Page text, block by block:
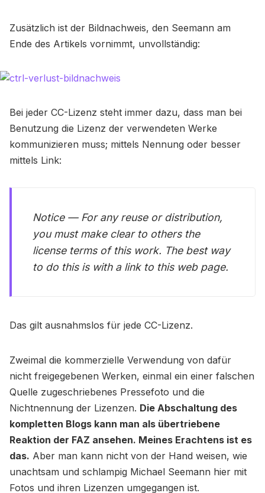
Zusätzlich ist der Bildnachweis, den Seemann am
Ende des Artikels vornimmt, unvollständig:
Bei jeder CC-Lizenz steht immer dazu, dass man bei
Benutzung die Lizenz der verwendeten Werke
kommunizieren muss; mittels Nennung oder besser
mittels Link:
Notice — For any reuse or distribution,
you must make clear to others the
license terms of this work. The best way
to do this is with a link to this web page.
Das gilt ausnahmslos für jede CC-Lizenz.
Zweimal die kommerzielle Verwendung von dafür
nicht freigegebenen Werken, einmal ein einer falschen
Quelle zugeschriebenes Pressefoto und die
Nichtnennung der Lizenzen. Die Abschaltung des
kompletten Blogs kann man als übertriebene
Reaktion der FAZ ansehen. Meines Erachtens ist es
das. Aber man kann nicht von der Hand weisen, wie
unachtsam und schlampig Michael Seemann hier mit
Fotos und ihren Lizenzen umgegangen ist.